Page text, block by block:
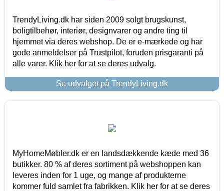
TrendyLiving.dk har siden 2009 solgt brugskunst,
boligtilbehør, interiør, designvarer og andre ting til
hjemmet via deres webshop. De er e-mærkede og har
gode anmeldelser på Trustpilot, foruden prisgaranti på
alle varer. Klik her for at se deres udvalg.
Se udvalget på TrendyLiving.dk
MyHomeMøbler.dk er en landsdækkende kæde med 36
butikker. 80 % af deres sortiment på webshoppen kan
leveres inden for 1 uge, og mange af produkterne
kommer fuld samlet fra fabrikken. Klik her for at se deres